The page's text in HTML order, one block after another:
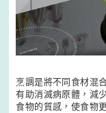
烹調是將不同食材混
有助消滅病原體，減
食物的質感，使食物